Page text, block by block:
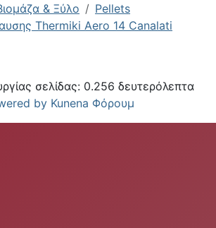
& Ξύλο
Pellets
Thermiki Aero 14 Canalati
σελίδας: 0.256 δευτερόλεπτα
by Kunena Φόρουμ